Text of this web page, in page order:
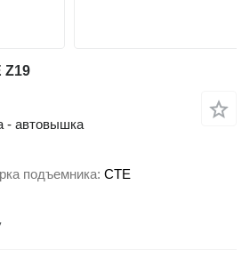
Z19
- автовышка
подъемника CTE